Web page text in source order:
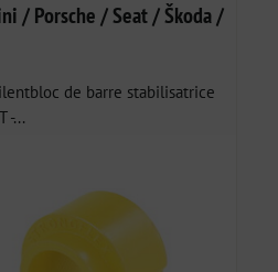
/ Porsche / Seat / Škoda /
de barre stabilisatrice
-...